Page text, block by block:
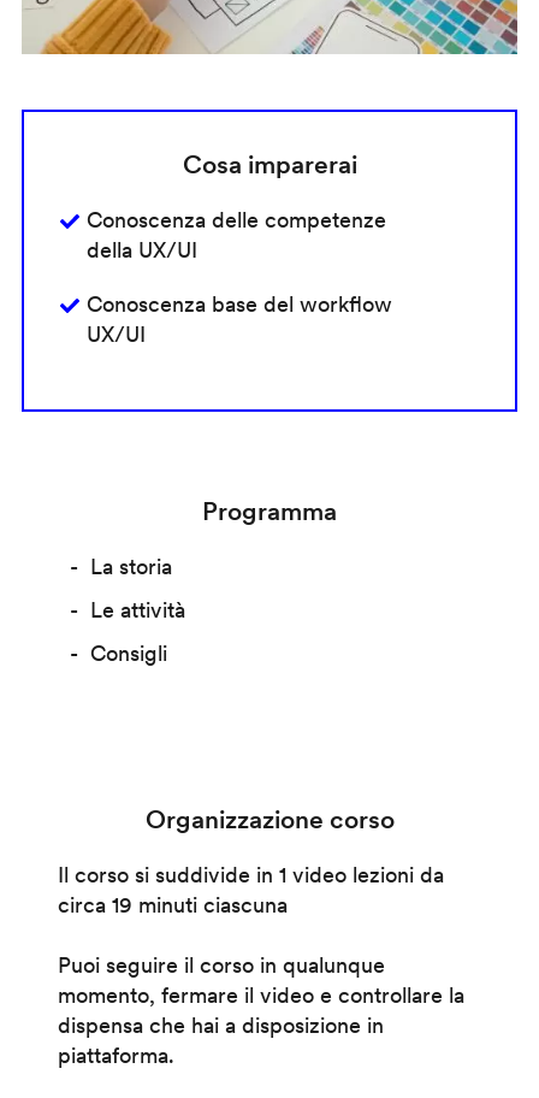
Cosa imparerai
Conoscenza delle competenze
della UX/UI
Conoscenza base del workflow
UX/UI
Programma
La storia
Le attività
Consigli
Organizzazione corso
Il corso si suddivide in 1 video lezioni da
circa 19 minuti ciascuna
Puoi seguire il corso in qualunque
momento, fermare il video e controllare la
dispensa che hai a disposizione in
piattaforma.